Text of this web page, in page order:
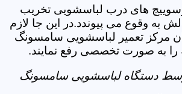
های درب لباسشویی تخریب
به وقوع می پیوندد.در این جا لازم
مرکز تعمیر لباسشویی سامسونگ
را به صورت تخصصی رفع نمایند.
دستگاه لباسشویی سامسونگ